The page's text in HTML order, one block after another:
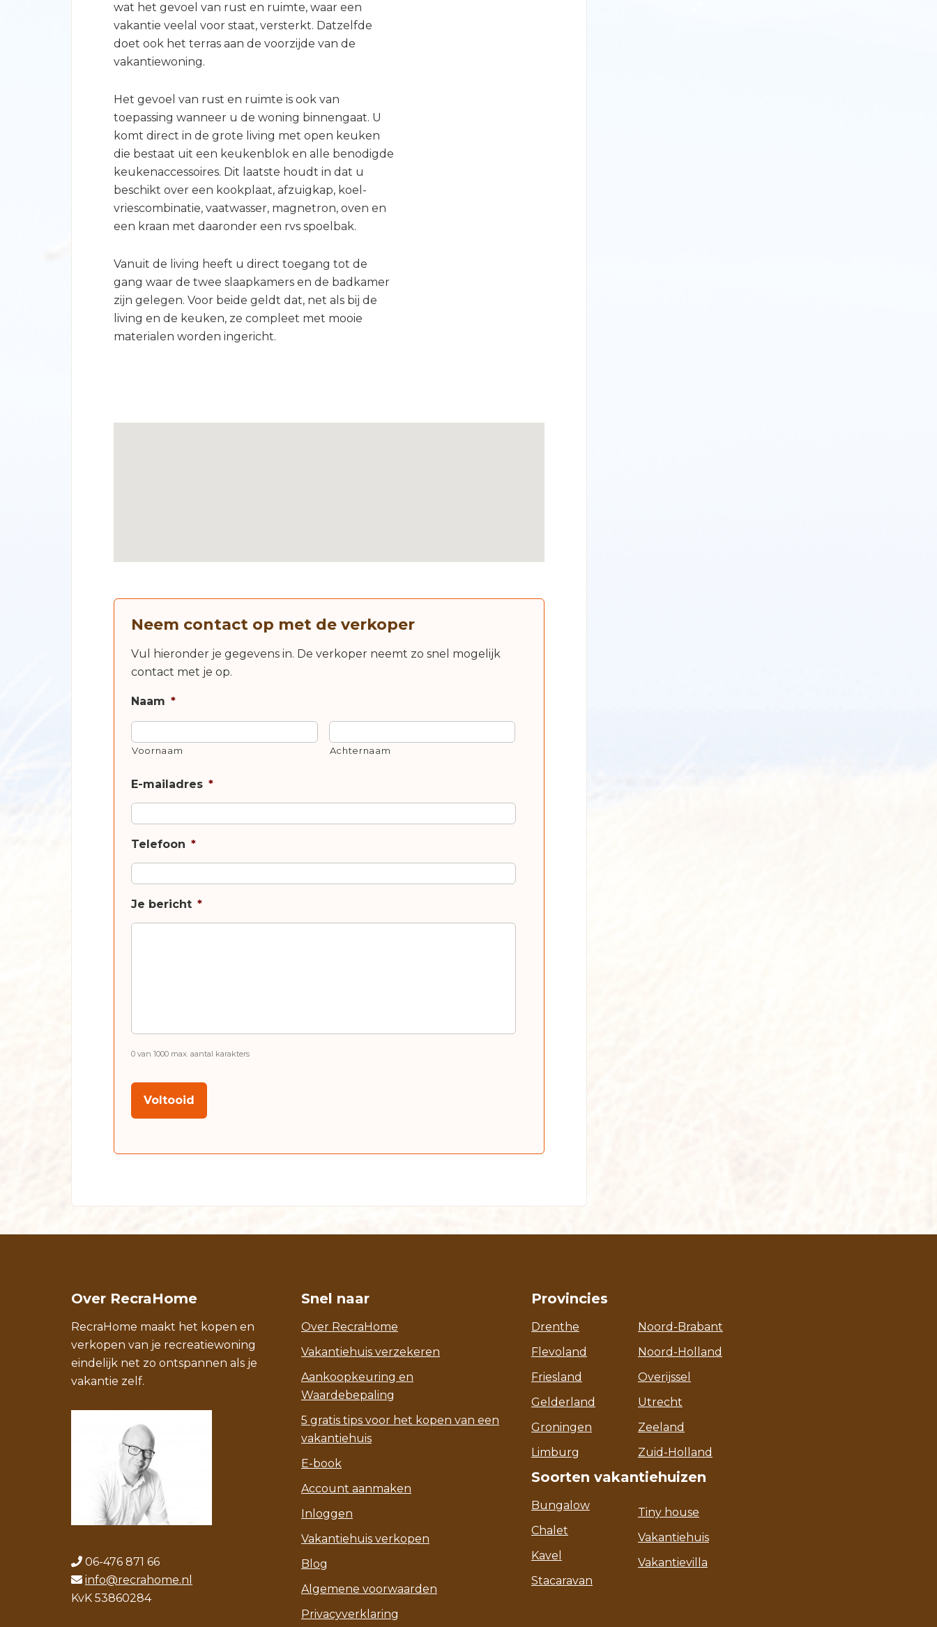
wat het gevoel van rust en ruimte, waar een
vakantie veelal voor staat, versterkt. Datzelfde
doet ook het terras aan de voorzijde van de
vakantiewoning.
Het gevoel van rust en ruimte is ook van
toepassing wanneer u de woning binnengaat. U
komt direct in de grote living met open keuken
die bestaat uit een keukenblok en alle benodigde
keukenaccessoires. Dit laatste houdt in dat u
beschikt over een kookplaat, afzuigkap, koel-
vriescombinatie, vaatwasser, magnetron, oven en
een kraan met daaronder een rvs spoelbak.
Vanuit de living heeft u direct toegang tot de
gang waar de twee slaapkamers en de badkamer
zijn gelegen. Voor beide geldt dat, net als bij de
living en de keuken, ze compleet met mooie
materialen worden ingericht.
Neem contact op met de verkoper
Vul hieronder je gegevens in. De verkoper neemt zo snel mogelijk
contact met je op.
Naam *
Voornaam Achternaam
E-mailadres *
Telefoon *
Je bericht *
0 van 1000 max. aantal karakters
Over RecraHome
RecraHome maakt het kopen en
verkopen van je recreatiewoning
eindelijk net zo ontspannen als je
vakantie zelf.
06-476 871 66
info@recrahome.nl
KvK 53860284
Snel naar
Over RecraHome
Vakantiehuis verzekeren
Aankoopkeuring en
Waardebepaling
5 gratis tips voor het kopen van een
vakantiehuis
E-book
Account aanmaken
Inloggen
Vakantiehuis verkopen
Blog
Algemene voorwaarden
Privacyverklaring
Provincies
Drenthe
Flevoland
Friesland
Gelderland
Groningen
Limburg
Noord-Brabant
Noord-Holland
Overijssel
Utrecht
Zeeland
Zuid-Holland
Soorten vakantiehuizen
Bungalow
Chalet
Kavel
Stacaravan
Tiny house
Vakantiehuis
Vakantievilla